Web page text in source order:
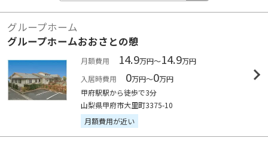
グループホーム
グループホームおおさとの憩
月額費用 14.9万円～14.9万円
入居時費用
0万円～0万円
甲府駅駅から徒歩で3分
山梨県甲府市大里町3375-10
月額費用が近い